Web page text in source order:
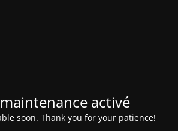
activé
soon. Thank you for your patience!